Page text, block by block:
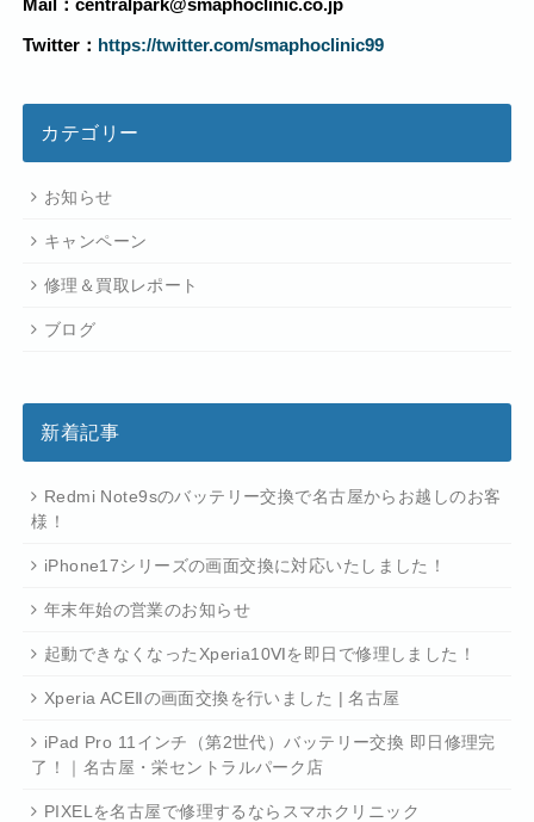
Twitter： https://twitter.com/smaphoclinic99
カテゴリー
お知らせ
キャンペーン
修理＆買取レポート
ブログ
新着記事
Redmi Note9sのバッテリー交換で名古屋からお越しのお客
様！
iPhone17シリーズの画面交換に対応いたしました！
年末年始の営業のお知らせ
起動できなくなったXperia10Ⅵを即日で修理しました！
Xperia ACEⅡの画面交換を行いました | 名古屋
iPad Pro 11インチ（第2世代）バッテリー交換 即日修理完
了！｜名古屋・栄セントラルパーク店
PIXELを名古屋で修理するならスマホクリニック